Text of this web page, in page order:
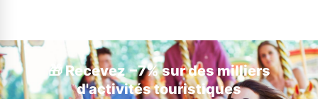
🎁 Recevez −7% sur des milliers
d'activités touristiques